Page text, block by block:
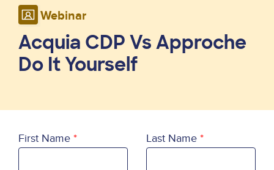
Webinar
Acquia CDP Vs Approche
Do It Yourself
First Name Last Name